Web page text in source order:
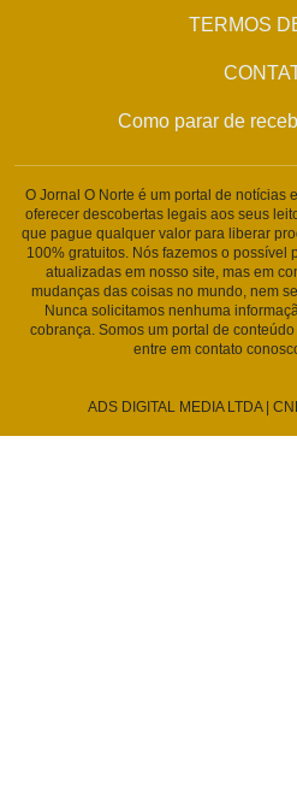
TERMOS
Como parar de
O Jornal O Norte é um portal de notícias
oferecer descobertas legais aos seus
que pague qualquer valor para liberar
100% gratuitos. Nós fazemos o possível
atualizadas em nosso site, mas em
mudanças das coisas no mundo, nem
Nunca solicitamos nenhuma
cobrança. Somos um portal de
entre em contato
ADS DIGITAL MEDIA LTDA |